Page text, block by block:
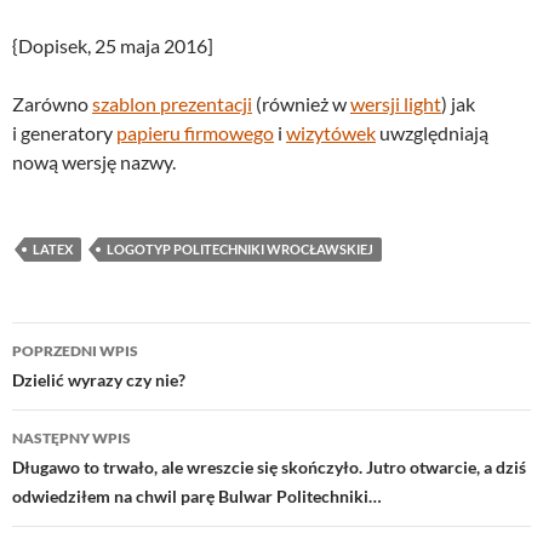
{Dopisek, 25 maja 2016]
Zarównoszablon prezentacji (również wwersji light) jak
i generatory papieru firmowego i wizytówek uwzględniają
nową wersję nazwy.
LATEX LOGOTYP POLITECHNIKI WROCŁAWSKIEJ
Nawigacja
wpisu
POPRZEDNI WPIS
Dzielić wyrazy czy nie?
NASTĘPNY WPIS
Długawo to trwało, ale wreszcie się skończyło. Jutro otwarcie, a dziś
odwiedziłem na chwil parę Bulwar Politechniki…